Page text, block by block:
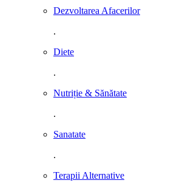
Dezvoltarea Afacerilor
.
Diete
.
Nutriție & Sănătate
.
Sanatate
.
Terapii Alternative